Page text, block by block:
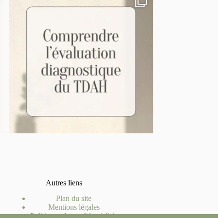
Autres liens
Plan du site
Mentions légales
Politiques de confidentialités